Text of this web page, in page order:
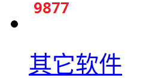
其它软件